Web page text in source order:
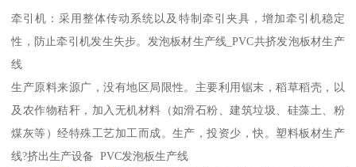
牵引机：采用整体传动系统以及特制牵引夹具，增加牵引机稳定
性，防止牵引机发生失步。发泡板材生产线_PVC共挤发泡板材生产
线
生产原料来源广，没有地区局限性。主要利用锯末，稻草稻壳，以
及农作物秸秆，加入无机材料（如滑石粉、建筑垃圾、硅藻土、粉
煤灰等）经特殊工艺加工而成。生产，投资少，快。塑料板材生产
线?挤出生产设备 PVC发泡板生产线